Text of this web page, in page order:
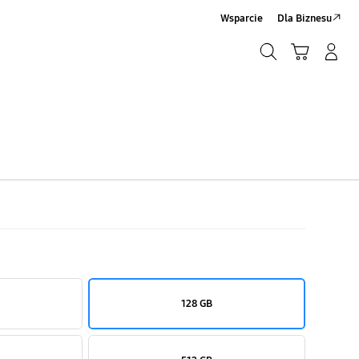
Wsparcie Dla Biznesu
128 GB